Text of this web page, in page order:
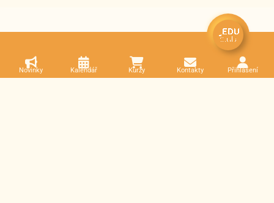
Novinky Kalendář Kurzy Kontakty Přihlášení